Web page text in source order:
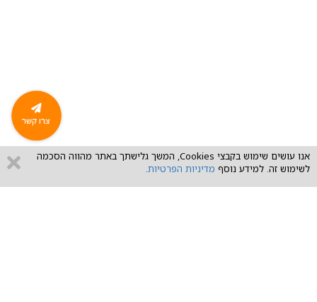
אנו עושים שימוש בקבצי Cookies, המשך גלישתך באתר מהווה הסכמה
לשימוש זה. למידע נוסף מדיניות הפרטיות